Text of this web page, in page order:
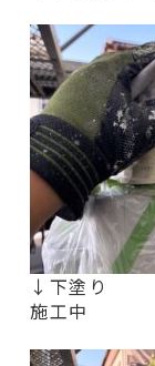
↓下塗り
施工中